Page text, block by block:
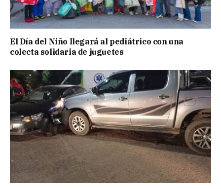
El Día del Niño llegará al pediátrico con una
colecta solidaria de juguetes